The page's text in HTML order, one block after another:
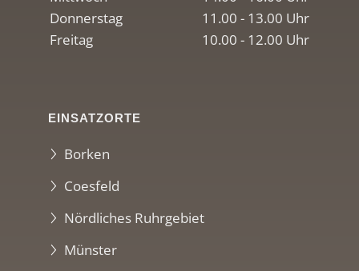
Donnerstag
11.00 - 13.00 Uhr
Freitag
10.00 - 12.00 Uhr
EINSATZORTE
Borken
Coesfeld
Nördliches Ruhrgebiet
Münster